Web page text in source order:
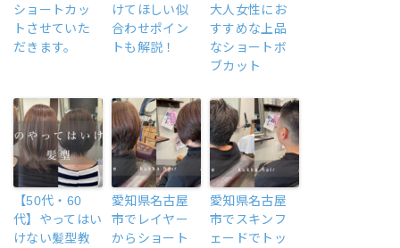
ショートカッ
トさせていた
だきます。
けてほしい似
合わせポイン
トも解説！
大人女性にお
すすめな上品
なショートボ
ブカット
【50代・60
代】やってはい
けない髪型教
愛知県名古屋
市でレイヤー
からショート
愛知県名古屋
市でスキンフ
ェードでトッ